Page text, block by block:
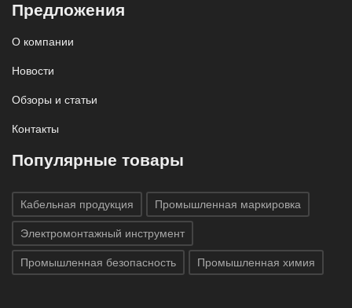
Предложения
О компании
Новости
Обзоры и статьи
Контакты
Популярные товары
Кабельная продукция Промышленная маркировка
Электромонтажный инструмент
Промышленная безопасность Промышленная химия